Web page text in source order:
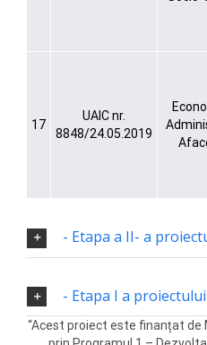
17
UAIC nr.
8848/24.05.2019
- Etapa a II- a
- Etapa I a
“Acest proiect este finanțat de